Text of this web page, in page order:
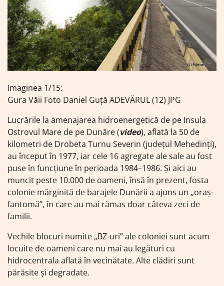
Imaginea 1/15:
Gura Văii Foto Daniel Guță ADEVĂRUL (12) JPG
Lucrările la amenajarea hidroenergetică de pe Insula
Ostrovul Mare de pe Dunăre (video), aflată la 50 de
kilometri de Drobeta Turnu Severin (județul Mehedinți),
au început în 1977, iar cele 16 agregate ale sale au fost
puse în funcțiune în perioada 1984–1986. Și aici au
muncit peste 10.000 de oameni, însă în prezent, fosta
colonie mărginită de barajele Dunării a ajuns un „oraș-
fantomă”, în care au mai rămas doar câteva zeci de
familii.
Vechile blocuri numite „BZ-uri” ale coloniei sunt acum
locuite de oameni care nu mai au legături cu
hidrocentrala aflată în vecinătate. Alte clădiri sunt
părăsite și degradate.